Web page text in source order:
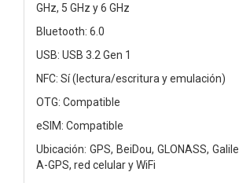
GHz, 5 GHz y 6 GHz
Bluetooth: 6.0
USB: USB 3.2 Gen 1
NFC: Sí (lectura/escritura y emulación)
OTG: Compatible
eSIM: Compatible
Ubicación: GPS, BeiDou, GLONASS,
A-GPS, red celular y WiFi